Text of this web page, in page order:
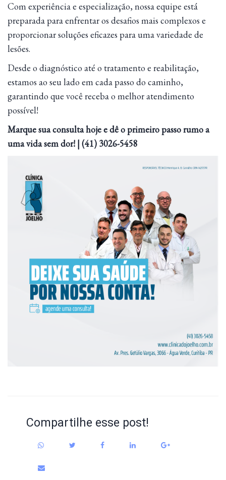
Com experiência e especialização, nossa equipe está
preparada para enfrentar os desafios mais complexos e
proporcionar soluções eficazes para uma variedade de
lesões.
Desde o diagnóstico até o tratamento e reabilitação,
estamos ao seu lado em cada passo do caminho,
garantindo que você receba o melhor atendimento
possível!
Marque sua consulta hoje e dê o primeiro passo rumo a
uma vida sem dor! | (41) 3026-5458
Compartilhe esse post!